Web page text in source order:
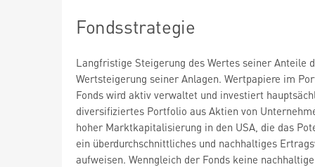
Fondsstrategie
Langfristige Steigerung des Wertes seiner Anteile
Wertsteigerung seiner Anlagen. Wertpapiere im
Fonds wird aktiv verwaltet und investiert
diversifiziertes Portfolio aus Aktien von
hoher Marktkapitalisierung in den USA, die das
ein überdurchschnittliches und nachhaltiges
aufweisen. Wenngleich der Fonds keine